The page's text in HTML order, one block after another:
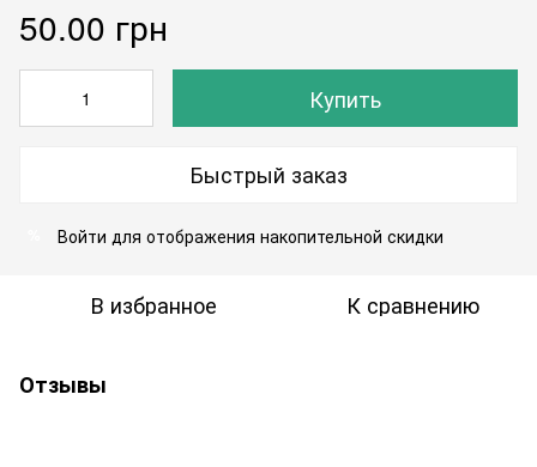
50.00 грн
Купить
Быстрый заказ
Войти для отображения накопительной скидки
В избранное К сравнению
Отзывы